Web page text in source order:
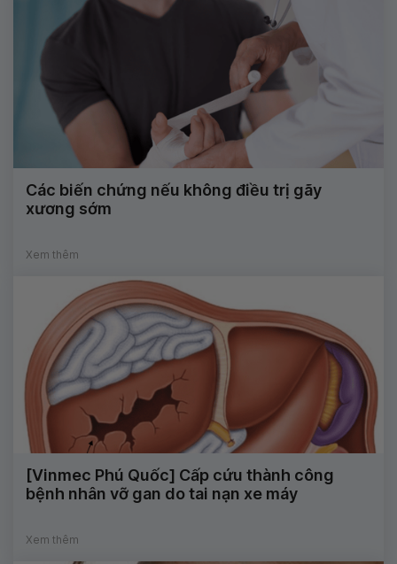
Các biến chứng nếu không điều trị gãy
xương sớm
Xem thêm
[Vinmec Phú Quốc] Cấp cứu thành công
bệnh nhân vỡ gan do tai nạn xe máy
Xem thêm